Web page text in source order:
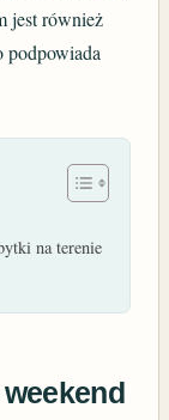
jest również
podpowiada
na terenie